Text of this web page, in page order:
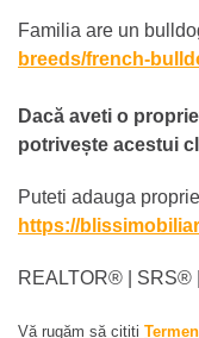
Familia are un
breeds/french-
Dacă aveti o
potrivește acestui
Puteti adauga
https://
REALTOR®️ | SRS®️
Vă rugăm să citiți